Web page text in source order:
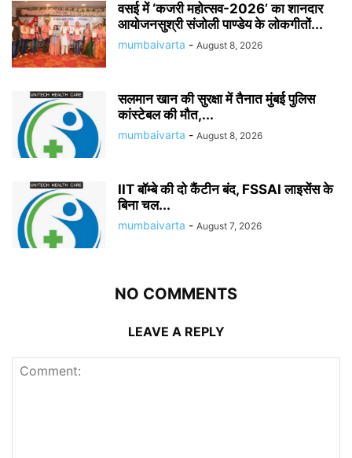
वसई में ‘कजरी महोत्सव-2026’ का शानदार
आयोजनसुश्री संजोली पाण्डेय के लोकगीतों...
mumbaivarta - August 8, 2026
सलमान खान की सुरक्षा में तैनात मुंबई पुलिस
कांस्टेबल की मौत,...
mumbaivarta - August 8, 2026
IIT बॉम्बे की दो कैंटीन बंद, FSSAI लाइसेंस के
बिना चल...
mumbaivarta - August 7, 2026
NO COMMENTS
LEAVE A REPLY